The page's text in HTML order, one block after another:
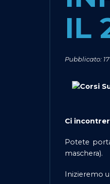
IL
Pubblicato:
Ci
Potete
maschera).
Inizieremo